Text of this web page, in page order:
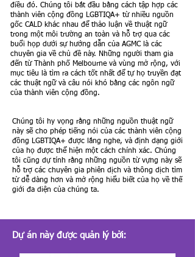
điều đó. Chúng tôi bắt đầu bằng cách tập hợp các
thành viên cộng đồng LGBTIQA+ từ nhiều nguồn
gốc CALD khác nhau để thảo luận về thuật ngữ
trong một môi trường an toàn và hỗ trợ qua các
buổi họp dưới sự hướng dẫn của AGMC là các
chuyên gia về chủ đề này. Những người tham gia
đến từ Thành phố Melbourne và vùng mở rộng, với
mục tiêu là tìm ra cách tốt nhất để tự họ truyền đạt
các thuật ngữ và câu nói khó bằng các ngôn ngữ
của thành viên cộng đồng.
Chúng tôi hy vọng rằng những nguồn thuật ngữ
này sẽ cho phép tiếng nói của các thành viên cộng
đồng LGBTIQA+ được lắng nghe, và định dạng giới
của họ được thể hiện một cách chính xác. Chúng
tôi cũng dự tính rằng những nguồn từ vựng này sẽ
hỗ trợ các chuyên gia phiên dịch và thông dịch tìm
từ dễ dàng hơn và mở rộng hiểu biết của họ về thế
giới đa diện của chúng ta.
Dự án này được quản lý bởi: